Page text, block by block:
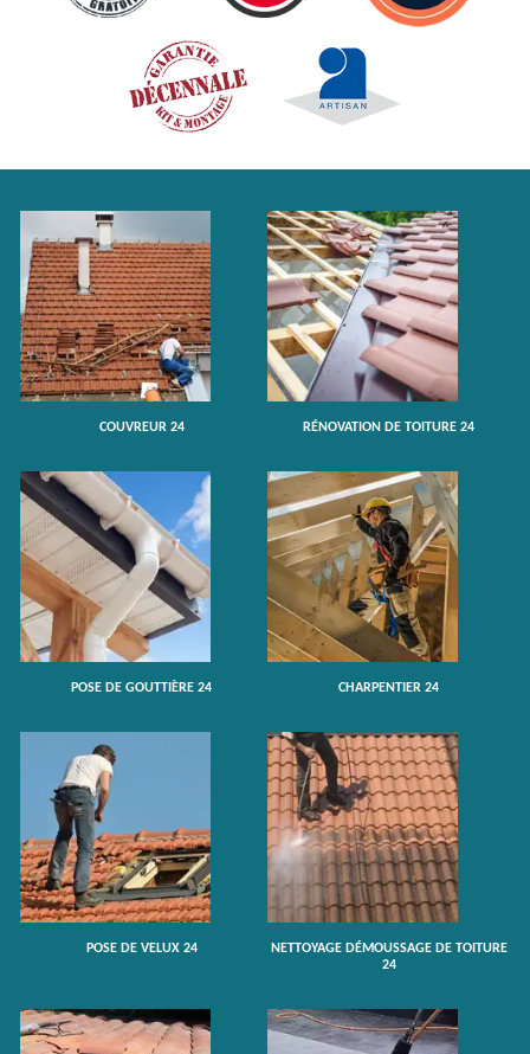
COUVREUR 24 RÉNOVATION DE TOITURE 24
POSE DE GOUTTIÈRE 24 CHARPENTIER 24
POSE DE VELUX 24
NETTOYAGE DÉMOUSSAGE DE TOITURE
24